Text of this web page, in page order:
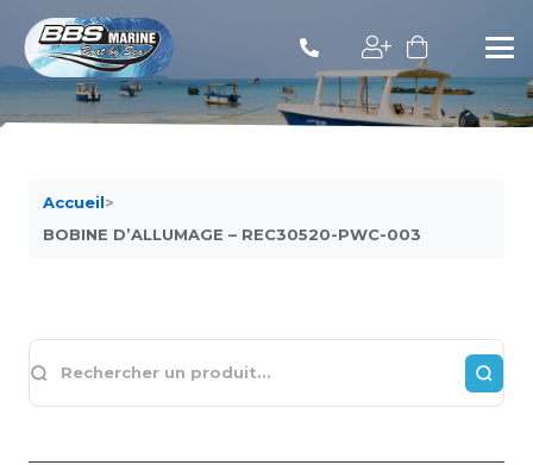
Accueil>
BOBINE D’ALLUMAGE – REC30520-PWC-003